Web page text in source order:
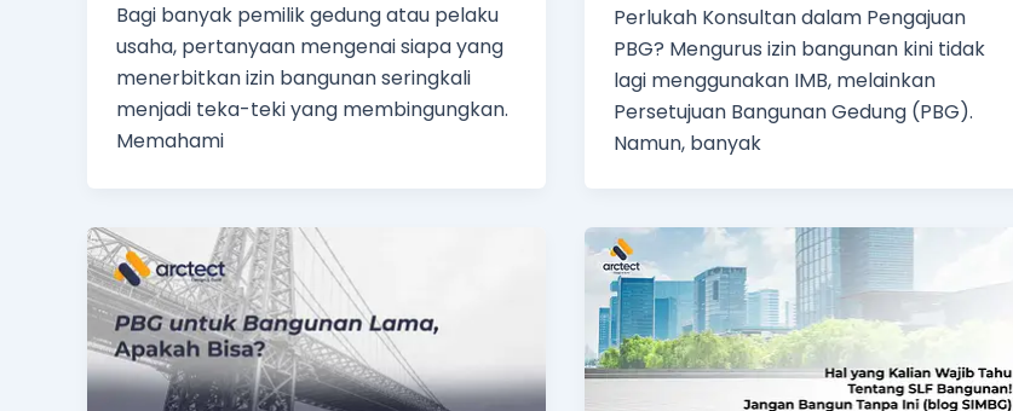
Bagi banyak pemilik gedung atau pelaku
usaha, pertanyaan mengenai siapa yang
menerbitkan izin bangunan seringkali
menjadi teka-teki yang membingungkan.
Memahami
Perlukah Konsultan dalam Pengajuan
PBG? Mengurus izin bangunan kini tidak
lagi menggunakan IMB, melainkan
Persetujuan Bangunan Gedung (PBG).
Namun, banyak